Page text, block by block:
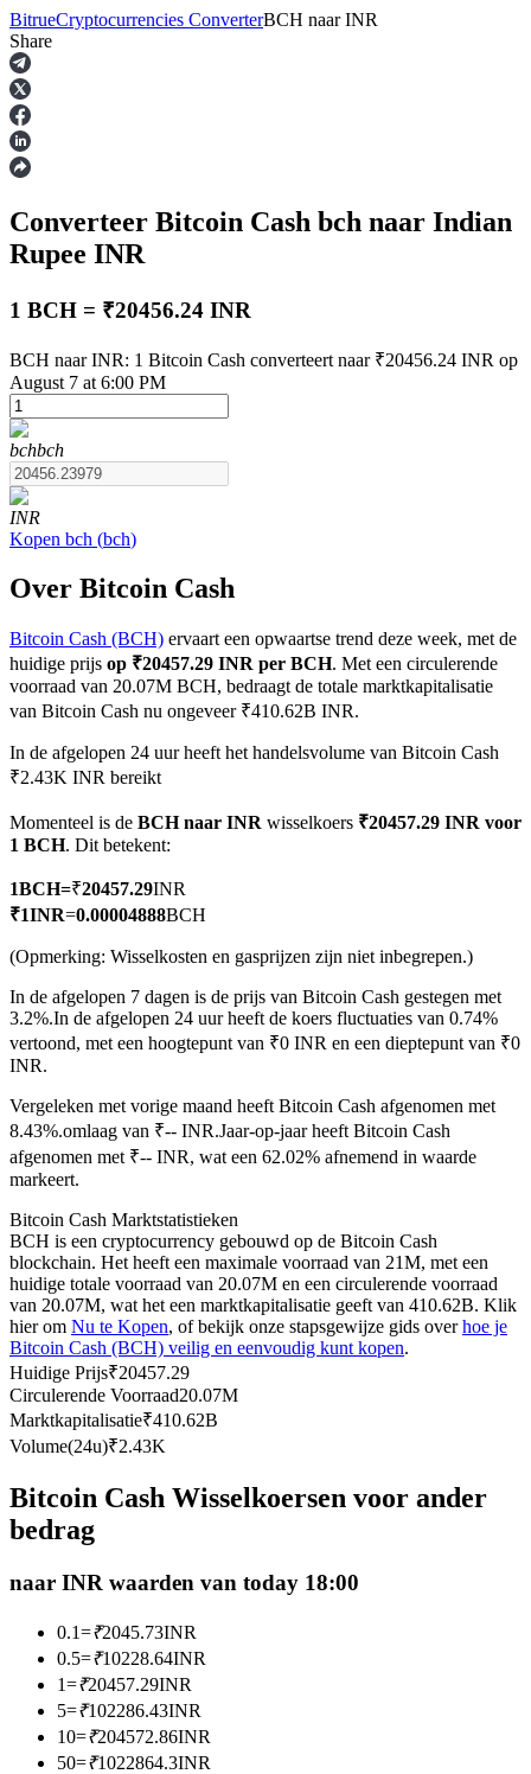
Termijncontracten
USDT-futures
Futures met USDT als onderpand
COIN-M-futures
Cryptocurrency-futures
TradFi
USDC-futures
Kopiëren Handel
Sluit je aan bij top traders
Geniet van winstdeling en copy trading commissies
BitrueCryptocurrencies ConverterBCH naar INR
Share
Converteer Bitcoin Cash bch naar Indian
Rupee INR
1 BCH = ₹20456.24 INR
BCH naar INR: 1 Bitcoin Cash converteert naar ₹20456.24 INR op
August 7 at 6:00 PM
bchbch
INR
Kopen bch (bch)
Over Bitcoin Cash
Bitcoin Cash (BCH) ervaart een opwaartse trend deze week, met de
huidige prijs op ₹20457.29 INR per BCH. Met een circulerende
voorraad van 20.07M BCH, bedraagt de totale marktkapitalisatie
van Bitcoin Cash nu ongeveer ₹410.62B INR.
In de afgelopen 24 uur heeft het handelsvolume van Bitcoin Cash
₹2.43K INR bereikt
Momenteel is de BCH naar INR wisselkoers ₹20457.29 INR voor
1 BCH. Dit betekent:
1BCH=₹20457.29INR
₹1INR=0.00004888BCH
(Opmerking: Wisselkosten en gasprijzen zijn niet inbegrepen.)
In de afgelopen 7 dagen is de prijs van Bitcoin Cash gestegen met
3.2%.In de afgelopen 24 uur heeft de koers fluctuaties van 0.74%
vertoond, met een hoogtepunt van ₹0 INR en een dieptepunt van ₹0
INR.
Vergeleken met vorige maand heeft Bitcoin Cash afgenomen met
8.43%.omlaag van ₹-- INR.Jaar-op-jaar heeft Bitcoin Cash
afgenomen met ₹-- INR, wat een 62.02% afnemend in waarde
markeert.
Bitcoin Cash Marktstatistieken
BCH is een cryptocurrency gebouwd op de Bitcoin Cash
blockchain. Het heeft een maximale voorraad van 21M, met een
huidige totale voorraad van 20.07M en een circulerende voorraad
van 20.07M, wat het een marktkapitalisatie geeft van 410.62B. Klik
hier om Nu te Kopen, of bekijk onze stapsgewijze gids overhoe je
Bitcoin Cash (BCH) veilig en eenvoudig kunt kopen.
Huidige Prijs₹20457.29
Circulerende Voorraad20.07M
Marktkapitalisatie₹410.62B
Volume(24u)₹2.43K
Bitcoin Cash Wisselkoersen voor ander
bedrag
naar INR waarden van today 18:00
0.1=₹2045.73INR
0.5=₹10228.64INR
1=₹20457.29INR
5=₹102286.43INR
10=₹204572.86INR
50=₹1022864.3INR